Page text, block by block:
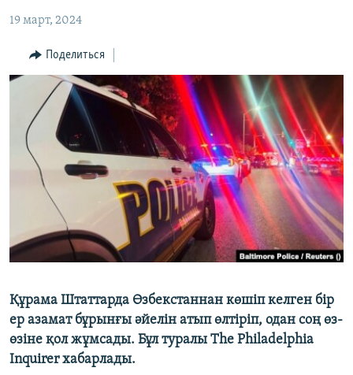
главной
навигации
Вернутся
НАСТОЯЩЕЕ ВРЕМЯ
МИГРАНТ МЕДИА
19 март, 2024
Поделиться
Құрама Штаттарда Өзбекстаннан көшіп келген бір
ер азамат бұрынғы әйелін атып өлтіріп, одан соң өз-
өзіне қол жұмсады. Бұл туралы The Philadelphia
Inquirer хабарлады.